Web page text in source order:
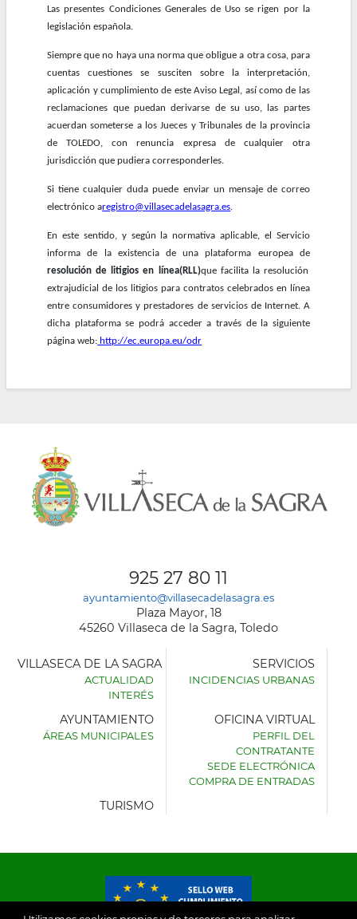
Las presentes Condiciones Generales de Uso se rigen por la
legislación española.
Siempre que no haya una norma que obligue a otra cosa, para
cuentas cuestiones se susciten sobre la interpretación,
aplicación y cumplimiento de este Aviso Legal, así como de las
reclamaciones que puedan derivarse de su uso, las partes
acuerdan someterse a los Jueces y Tribunales de la provincia
de TOLEDO, con renuncia expresa de cualquier otra
jurisdicción que pudiera corresponderles.
Si tiene cualquier duda puede enviar un mensaje de correo
electrónico aregistro@villasecadelasagra.es.
En este sentido, y según la normativa aplicable, el Servicio
informa de la existencia de una plataforma europea de
resolución de litigios en línea(RLL)que facilita la resolución
extrajudicial de los litigios para contratos celebrados en línea
entre consumidores y prestadores de servicios de Internet. A
dicha plataforma se podrá acceder a través de la siguiente
página web: http://ec.europa.eu/odr
925 27 80 11
ayuntamiento@villasecadelasagra.es
Plaza Mayor, 18
45260 Villaseca de la Sagra, Toledo
AYUNTAMIENTO
VILLASECA DE LA SAGRA
ACTUALIDAD
INTERÉS
SERVICIOS
INCIDENCIAS URBANAS
AYUNTAMIENTO
ÁREAS MUNICIPALES
OFICINA VIRTUAL
PERFIL DEL
CONTRATANTE
SEDE ELECTRÓNICA
COMPRA DE ENTRADAS
TURISMO